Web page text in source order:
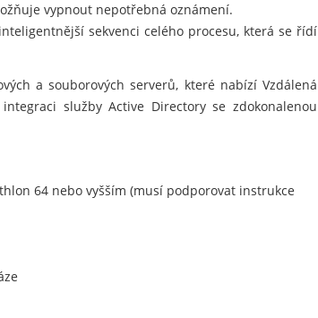
vypnout nepotřebná oznámení.
sekvenci celého procesu, která se řídí
a souborových serverů, které nabízí Vzdálená
služby Active Directory se zdokonalenou
64 nebo vyšším (musí podporovat instrukce